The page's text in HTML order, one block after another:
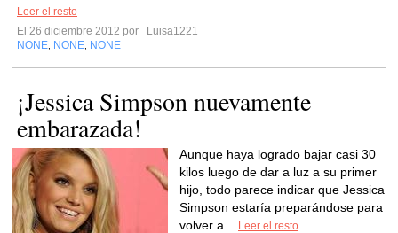
Leer el resto
El 26 diciembre 2012 por
Luisa1221
NONE NONE NONE
¡Jessica Simpson nuevamente
embarazada!
Aunque haya logrado bajar casi 30
kilos luego de dar a luz a su primer
hijo, todo parece indicar que Jessica
Simpson estaría preparándose para
volver a...
Leer el resto